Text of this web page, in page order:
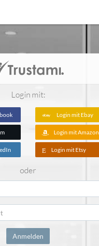
Login mit:
Login mit Ebay
Login mit Amazon
Login mit Etsy
oder
Anmelden